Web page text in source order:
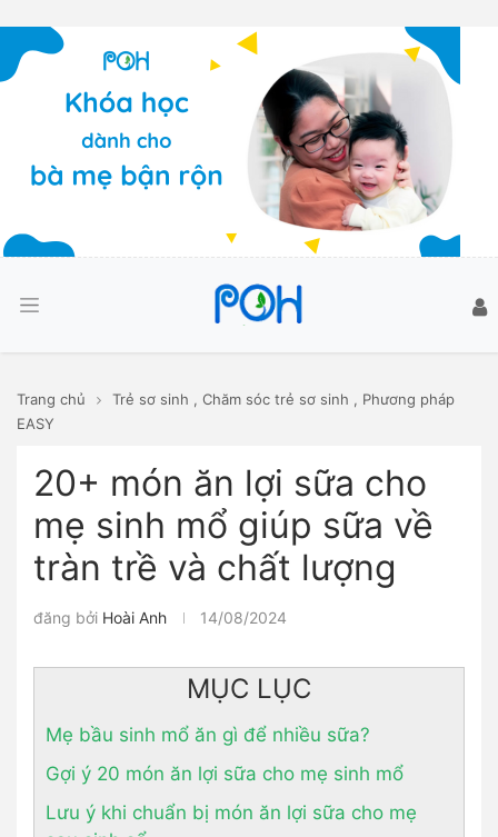
Trang chủ Trẻ sơ sinh , Chăm sóc trẻ sơ sinh , Phương pháp
EASY
20+ món ăn lợi sữa cho
mẹ sinh mổ giúp sữa về
tràn trề và chất lượng
đăng bởi Hoài Anh 14/08/2024
MỤC LỤC
Mẹ bầu sinh mổ ăn gì để nhiều sữa?
Gợi ý 20 món ăn lợi sữa cho mẹ sinh mổ
Lưu ý khi chuẩn bị món ăn lợi sữa cho mẹ